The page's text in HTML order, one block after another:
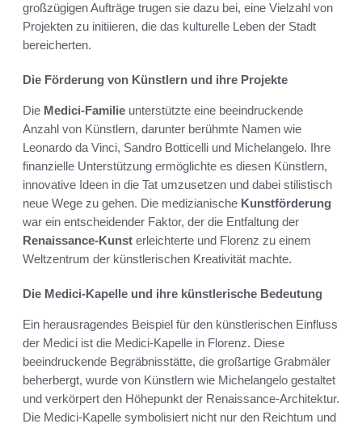
großzügigen Aufträge trugen sie dazu bei, eine Vielzahl von
Projekten zu initiieren, die das kulturelle Leben der Stadt
bereicherten.
Die Förderung von Künstlern und ihre Projekte
Die Medici-Familie unterstützte eine beeindruckende
Anzahl von Künstlern, darunter berühmte Namen wie
Leonardo da Vinci, Sandro Botticelli und Michelangelo. Ihre
finanzielle Unterstützung ermöglichte es diesen Künstlern,
innovative Ideen in die Tat umzusetzen und dabei stilistisch
neue Wege zu gehen. Die medizianische Kunstförderung
war ein entscheidender Faktor, der die Entfaltung der
Renaissance-Kunst erleichterte und Florenz zu einem
Weltzentrum der künstlerischen Kreativität machte.
Die Medici-Kapelle und ihre künstlerische Bedeutung
Ein herausragendes Beispiel für den künstlerischen Einfluss
der Medici ist die Medici-Kapelle in Florenz. Diese
beeindruckende Begräbnisstätte, die großartige Grabmäler
beherbergt, wurde von Künstlern wie Michelangelo gestaltet
und verkörpert den Höhepunkt der Renaissance-Architektur.
Die Medici-Kapelle symbolisiert nicht nur den Reichtum und